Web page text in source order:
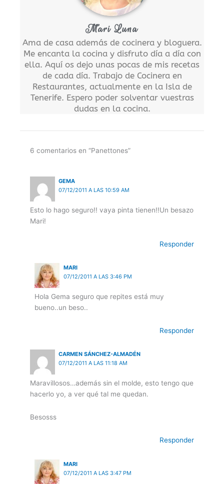
Mari Luna
Ama de casa además de cocinera y bloguera.
Me encanta la cocina y disfruto día a día con
ella. Aquí os dejo unas pocas de mis recetas
de cada día. Trabajo de Cocinera en
Restaurantes, actualmente en la Isla de
Tenerife. Espero poder solventar vuestras
dudas en la cocina.
6 comentarios en “Panettones”
GEMA
07/12/2011 A LAS 10:59 AM
Esto lo hago seguro!! vaya pinta tienen!!Un besazo
Mari!
Responder
MARI
07/12/2011 A LAS 3:46 PM
Hola Gema seguro que repites está muy
bueno..un beso..
Responder
CARMEN SÁNCHEZ-ALMADÉN
07/12/2011 A LAS 11:18 AM
Maravillosos…además sin el molde, esto tengo que
hacerlo yo, a ver qué tal me quedan.
Besosss
Responder
MARI
07/12/2011 A LAS 3:47 PM